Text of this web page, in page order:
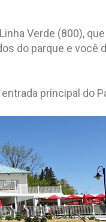
Verde (800),
do parque e você
principal do